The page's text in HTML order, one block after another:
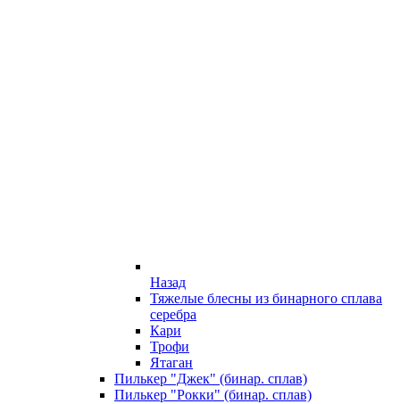
Назад
Тяжелые блесны из бинарного сплава
серебра
Кари
Трофи
Ятаган
Пилькер "Джек" (бинар. сплав)
Пилькер "Рокки" (бинар. сплав)